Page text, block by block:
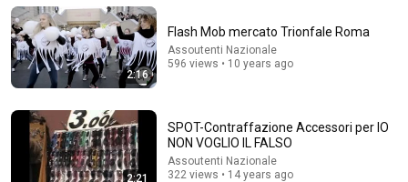
5 Jobs So Desperate For Workers They'll Hire You On
the Spot
Shane Hummus 1.4M views
2:16
Flash Mob mercato Trionfale Roma
Assoutenti Nazionale
596 views • 10 years ago
2:21
SPOT-Contraffazione Accessori per IO
NON VOGLIO IL FALSO
Assoutenti Nazionale
322 views • 14 years ago